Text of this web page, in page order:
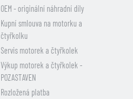
OEM - originální náhradní díly
Kupní smlouva na motorku a
čtyřkolku
Servis motorek a čtyřkolek
Výkup motorek a čtyřkolek -
POZASTAVEN
Rozložená platba